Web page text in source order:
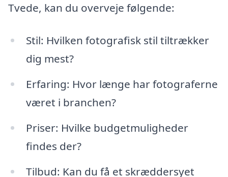
Tvede, kan du overveje følgende:
Stil: Hvilken fotografisk stil tiltrækker
dig mest?
Erfaring: Hvor længe har fotograferne
været i branchen?
Priser: Hvilke budgetmuligheder
findes der?
Tilbud: Kan du få et skræddersyet